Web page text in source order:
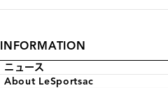
INFORMATION
ニュース
About LeSportsac